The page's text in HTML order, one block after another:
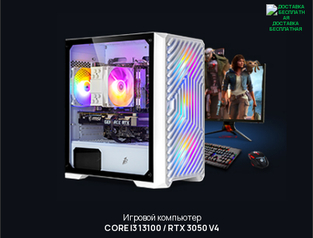
ДОСТАВКА
БЕСПЛАТНАЯ
Игровой компьютер
CORE I3 13100 / RTX 3050 V4